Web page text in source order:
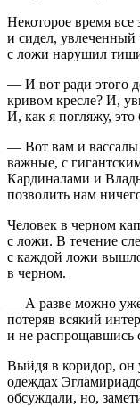
Некоторое время
и сидел,
с ложи нарушил
— И вот ради этого
кривом кресле? И,
И, как я погляжу, это
— Вот вам и
важные, с
Кардиналами и
позволить нам
Человек в черном
с ложи. В течение
с каждой ложи
в черном.
— А разве можно
потеряв всякий
и не распрощавшись
Выйдя в коридор, он
одеждах
обсуждали, но,